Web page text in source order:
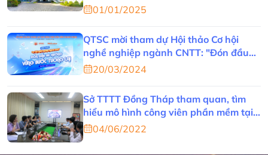
tỉnh Thừa Thiên Huế
01/01/2025
QTSC mời tham dự Hội thảo Cơ hội
nghề nghiệp ngành CNTT: "Đón đầu
xu hướng - Vững bước tương lai"
20/03/2024
Sở TTTT Đồng Tháp tham quan, tìm
hiểu mô hình công viên phần mềm tại
HueCIT
04/06/2022